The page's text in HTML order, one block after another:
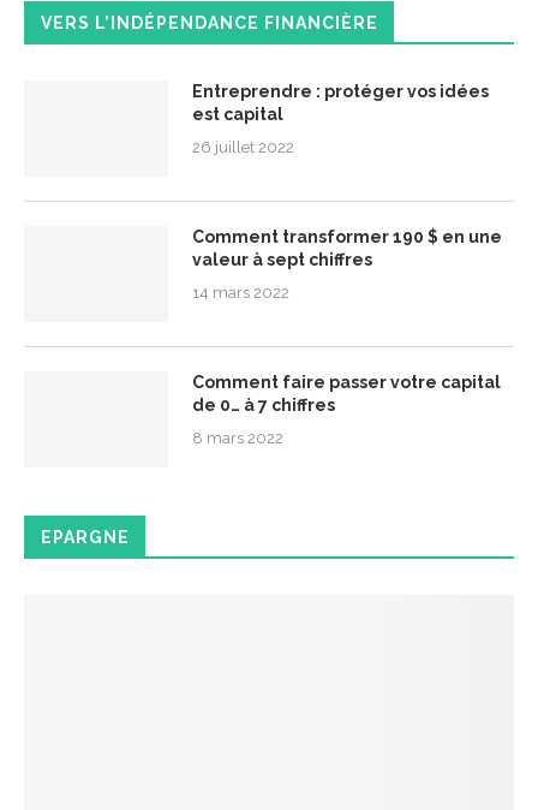
VERS L’INDÉPENDANCE FINANCIÈRE
Entreprendre : protéger vos idées
est capital
26 juillet 2022
Comment transformer 190 $ en une
valeur à sept chiffres
14 mars 2022
Comment faire passer votre capital
de 0… à 7 chiffres
8 mars 2022
EPARGNE